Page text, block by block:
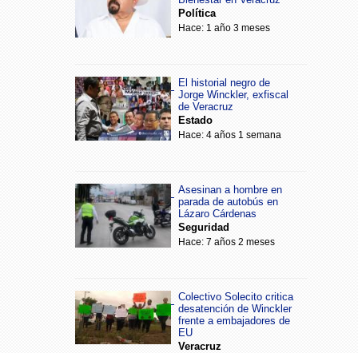
Política
Hace: 1 año 3 meses
El historial negro de
Jorge Winckler, exfiscal
de Veracruz
Estado
Hace: 4 años 1 semana
Asesinan a hombre en
parada de autobús en
Lázaro Cárdenas
Seguridad
Hace: 7 años 2 meses
Colectivo Solecito critica
desatención de Winckler
frente a embajadores de
EU
Veracruz